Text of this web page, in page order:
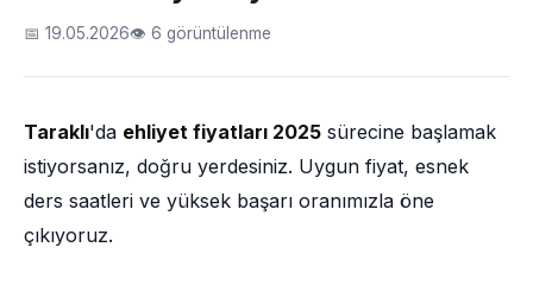
📅 19.05.2026👁 6 görüntülenme
Taraklı'da ehliyet fiyatları 2025 sürecine başlamak
istiyorsanız, doğru yerdesiniz. Uygun fiyat, esnek
ders saatleri ve yüksek başarı oranımızla öne
çıkıyoruz.